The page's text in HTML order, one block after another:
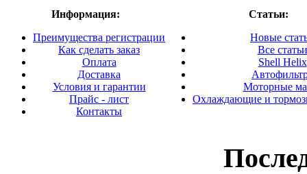
Информация:
Преимущества регистрации
Как сделать заказ
Оплата
Доставка
Условия и гарантии
Прайс - лист
Контакты
Статьи:
Новые
Все статьи
Shell Helix
Моторные
Охлаждающие и